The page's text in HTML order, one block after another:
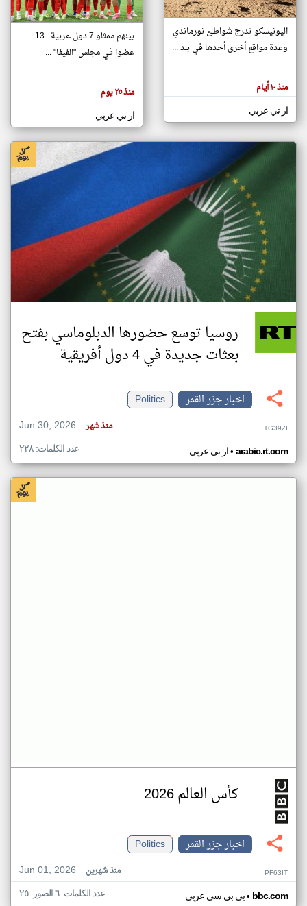
تغيير الدولة
اخبار جزر القمر على مدار الساعة
أهم اخبار جزر القمر العاجلة والمباشرة
هنا عن
وجهة
كاتبيها.
اليونيسكو تدرج شواطئ نورماندي
وعدة مواقع أخرى أحدها في بلد ...
منذ ١٠ أيام
ار تي عربي
بينهم ممثلو 7 دول عربية.. 13
عضوا في مجلس "الفيفا" ...
منذ ٢٥ يوم
ار تي عربي
روسيا توسع حضورها الدبلوماسي بفتح
بعثات جديدة في 4 دول أفريقية
اخبار جزر القمر
Politics
Jun 30, 2026
منذ شهر TG39ZI
ار تي عربي• arabic.rt.com عدد الكلمات: ٢٢٨
كأس العالم 2026
اخبار جزر القمر
Politics
Jun 01, 2026
منذ شهرين PF63IT
بي بي سي عربي• bbc.com عدد الكلمات: ٦ الصور: ٢٥
klyoum.com